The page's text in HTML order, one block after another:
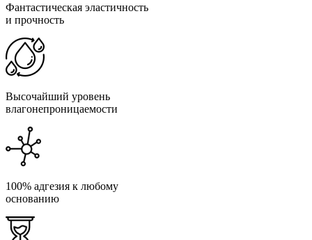
Фантастическая эластичность
и прочность
Высочайший уровень
влагонепроницаемости
100% адгезия к любому
основанию